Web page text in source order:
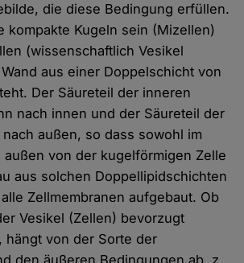
die diese Bedingung erfüllen.
kompakte Kugeln sein (Mizellen)
(wissenschaftlich Vesikel
aus einer Doppelschicht von
Der Säureteil der inneren
nach innen und der Säureteil der
außen, so dass sowohl im
außen von der kugelförmigen Zelle
aus solchen Doppellipidschichten
Zellmembranen aufgebaut. Ob
Vesikel (Zellen) bevorzugt
hängt von der Sorte der